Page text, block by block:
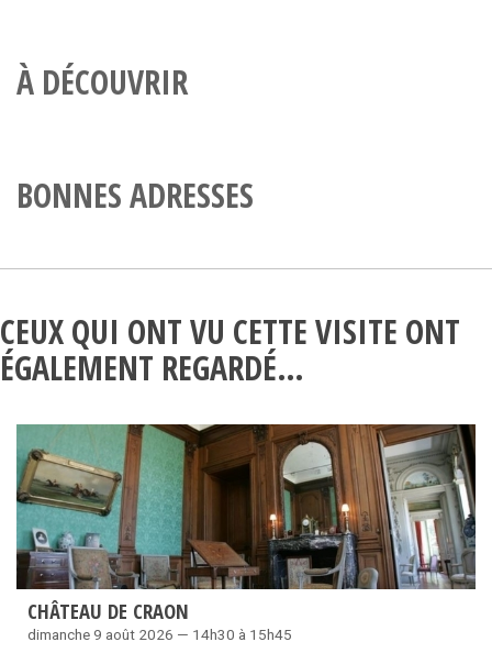
À DÉCOUVRIR
BONNES ADRESSES
CEUX QUI ONT VU CETTE VISITE ONT
ÉGALEMENT REGARDÉ…
CHÂTEAU DE CRAON
dimanche 9 août 2026 — 14h30 à 15h45